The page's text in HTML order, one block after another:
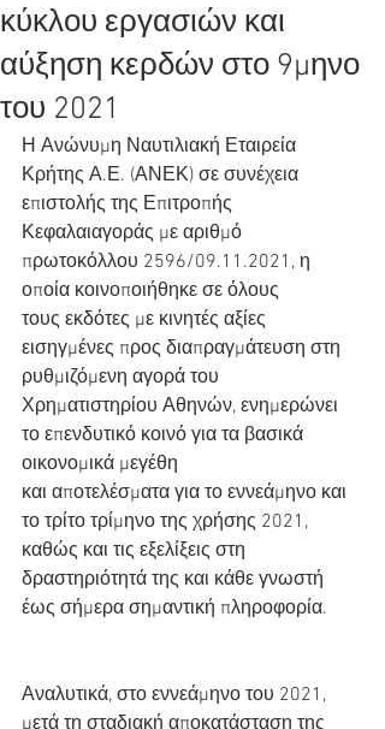
κύκλου εργασιών και
αύξηση κερδών στο 9μηνο
του 2021
Η Ανώνυμη Ναυτιλιακή Εταιρεία
Κρήτης Α.Ε. (ΑΝΕΚ) σε συνέχεια
επιστολής της Επιτροπής
Κεφαλαιαγοράς με αριθμό
πρωτοκόλλου 2596/09.11.2021, η
οποία κοινοποιήθηκε σε όλους
τους εκδότες με κινητές αξίες
εισηγμένες προς διαπραγμάτευση στη
ρυθμιζόμενη αγορά του
Χρηματιστηρίου Αθηνών, ενημερώνει
το επενδυτικό κοινό για τα βασικά
οικονομικά μεγέθη
και αποτελέσματα για το εννεάμηνο και
το τρίτο τρίμηνο της χρήσης 2021,
καθώς και τις εξελίξεις στη
δραστηριότητά της και κάθε γνωστή
έως σήμερα σημαντική πληροφορία.
Αναλυτικά, στο εννεάμηνο του 2021,
μετά τη σταδιακή αποκατάσταση της